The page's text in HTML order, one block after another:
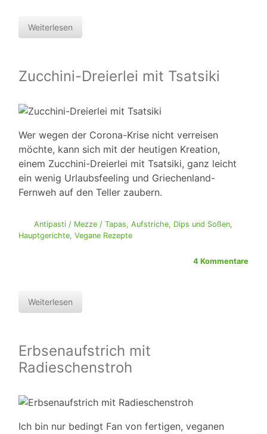
Weiterlesen
Zucchini-Dreierlei mit Tsatsiki
Wer wegen der Corona-Krise nicht verreisen
möchte, kann sich mit der heutigen Kreation,
einem Zucchini-Dreierlei mit Tsatsiki, ganz leicht
ein wenig Urlaubsfeeling und Griechenland-
Fernweh auf den Teller zaubern.
Antipasti / Mezze / Tapas, Aufstriche, Dips und Soßen,
Hauptgerichte, Vegane Rezepte
4 Kommentare
Weiterlesen
Erbsenaufstrich mit
Radieschenstroh
Ich bin nur bedingt Fan von fertigen, veganen